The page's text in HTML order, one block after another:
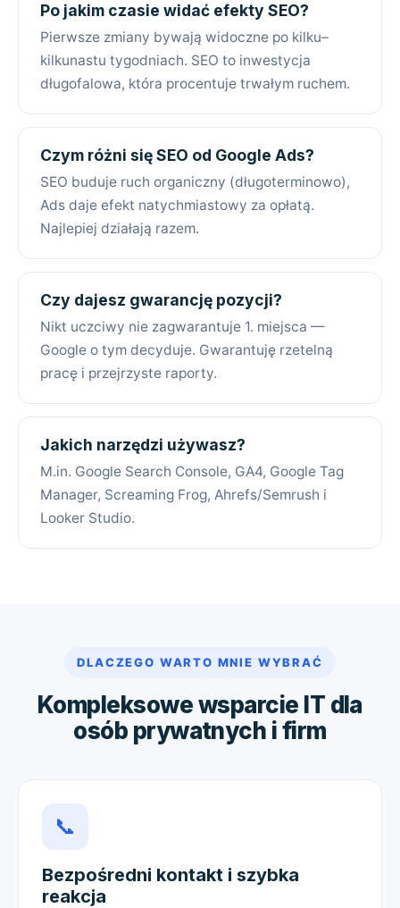
Po jakim czasie widać efekty SEO?
Pierwsze zmiany bywają widoczne po kilku–
kilkunastu tygodniach. SEO to inwestycja
długofalowa, która procentuje trwałym ruchem.
Czym różni się SEO od Google Ads?
SEO buduje ruch organiczny (długoterminowo),
Ads daje efekt natychmiastowy za opłatą.
Najlepiej działają razem.
Czy dajesz gwarancję pozycji?
Nikt uczciwy nie zagwarantuje 1. miejsca —
Google o tym decyduje. Gwarantuję rzetelną
pracę i przejrzyste raporty.
Jakich narzędzi używasz?
M.in. Google Search Console, GA4, Google Tag
Manager, Screaming Frog, Ahrefs/Semrush i
Looker Studio.
DLACZEGO WARTO MNIE WYBRAĆ
Kompleksowe wsparcie IT dla
osób prywatnych i firm
📞
Bezpośredni kontakt i szybka
reakcja